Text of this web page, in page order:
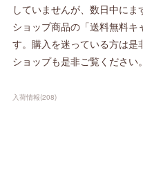
していませんが、数日中に
ショップ商品の「送料無料
す。購入を迷っている方は是
ショップも是非ご覧ください。
入荷情報(208)